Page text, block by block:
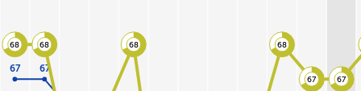
67 67
68 68 68 68
67 67